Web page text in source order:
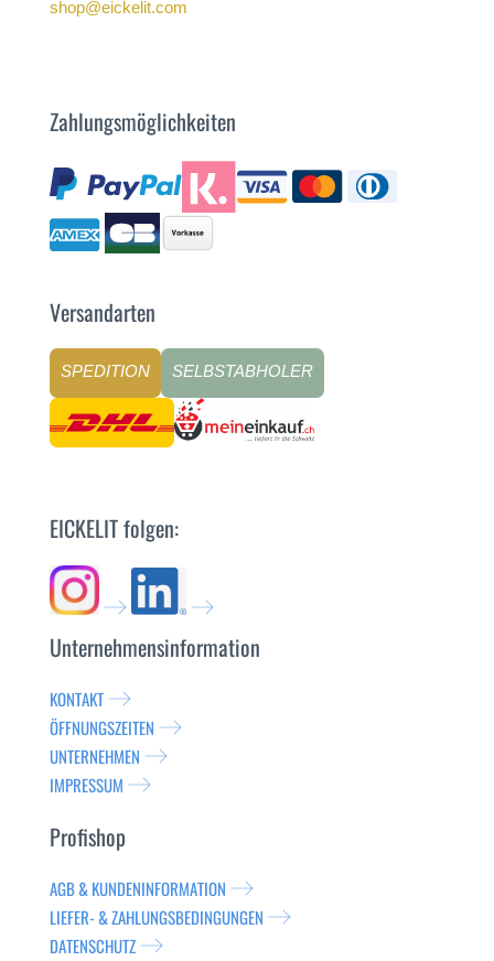
shop@eickelit.com
Zahlungsmöglichkeiten
Versandarten
SPEDITION SELBSTABHOLER
EICKELIT folgen:
Unternehmensinformation
KONTAKT
ÖFFNUNGSZEITEN
UNTERNEHMEN
IMPRESSUM
Profishop
AGB & KUNDENINFORMATION
LIEFER- & ZAHLUNGSBEDINGUNGEN
DATENSCHUTZ